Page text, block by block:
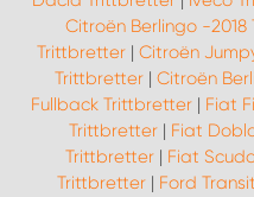
Citroën Berlingo -
Trittbretter | Citroën
Trittbretter | Citroën
Fullback Trittbretter | Fiat
Trittbretter | Fiat
Trittbretter | Fiat
Trittbretter| Ford